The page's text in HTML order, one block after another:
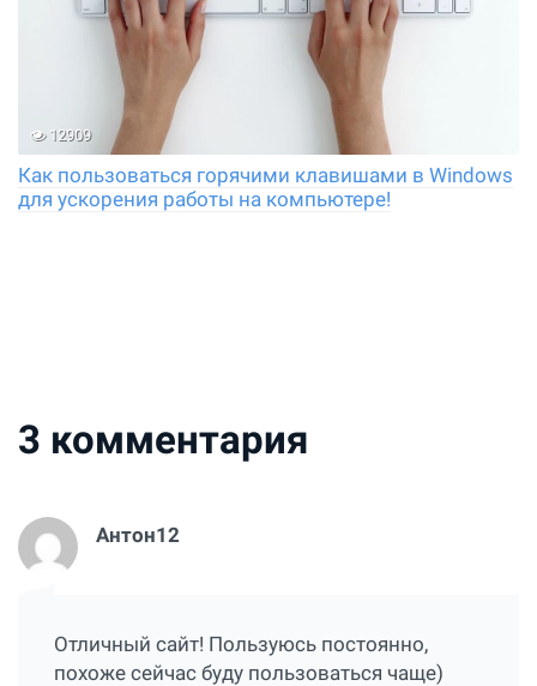
12909
Как пользоваться горячими клавишами в Windows
для ускорения работы на компьютере!
3 комментария
Антон12
Отличный сайт! Пользуюсь постоянно,
похоже сейчас буду пользоваться чаще)